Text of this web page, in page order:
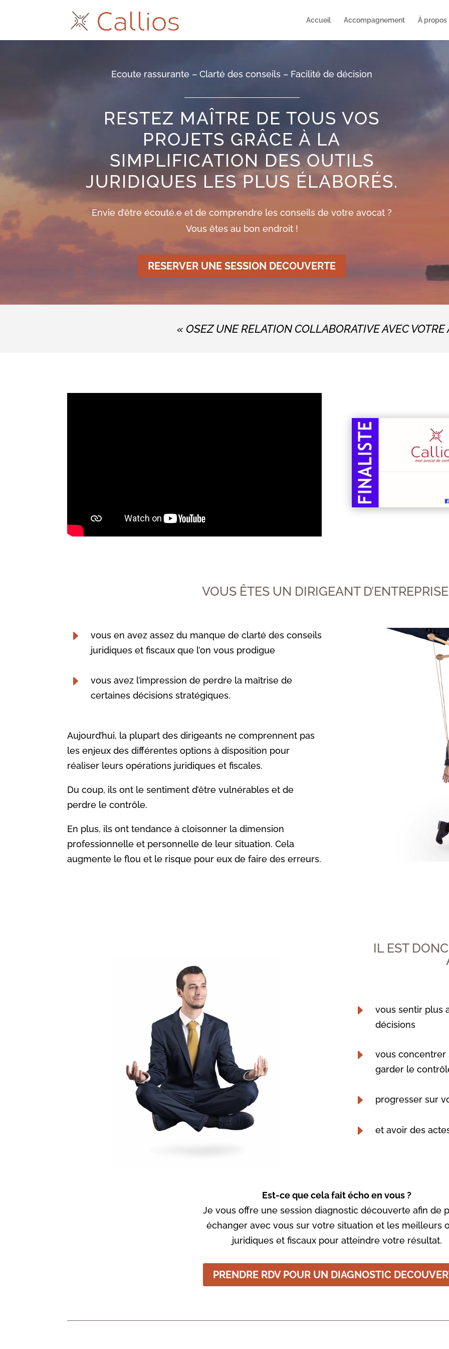
Accueil Accompagnement À propos
Ecoute rassurante – Clarté des conseils – Facilité de décision
RESTEZ MAÎTRE DE TOUS VOS
PROJETS GRÂCE À LA
SIMPLIFICATION DES OUTILS
JURIDIQUES LES PLUS ÉLABORÉS.
Envie d’être écouté.e et de comprendre les conseils de votre avocat ?
Vous êtes au bon endroit !
RESERVER UNE SESSION DECOUVERTE
« OSEZ UNE RELATION COLLABORATIVE AVEC VOTRE
VOUS ÊTES UN DIRIGEANT
E
vous en avez assez du manque de clarté des conseils
juridiques et fiscaux que l’on vous prodigue
E
vous avez l’impression de perdre la maîtrise de
certaines décisions stratégiques.
Aujourd’hui, la plupart des dirigeants ne comprennent pas
les enjeux des différentes options à disposition pour
réaliser leurs opérations juridiques et fiscales.
Du coup, ils ont le sentiment d’être vulnérables et de
perdre le contrôle.
En plus, ils ont tendance à cloisonner la dimension
professionnelle et personnelle de leur situation. Cela
augmente le flou et le risque pour eux de faire des erreurs.
IL EST
E
vous sentir plus
décisions
E
vous concentrer
garder le
E progresser sur
E et avoir des
Est-ce que cela fait écho en vous ?
Je vous offre une session diagnostic découverte afin de
échanger avec vous sur votre situation et les meilleurs
juridiques et fiscaux pour atteindre votre résultat.
PRENDRE RDV POUR UN DIAGNOSTIC